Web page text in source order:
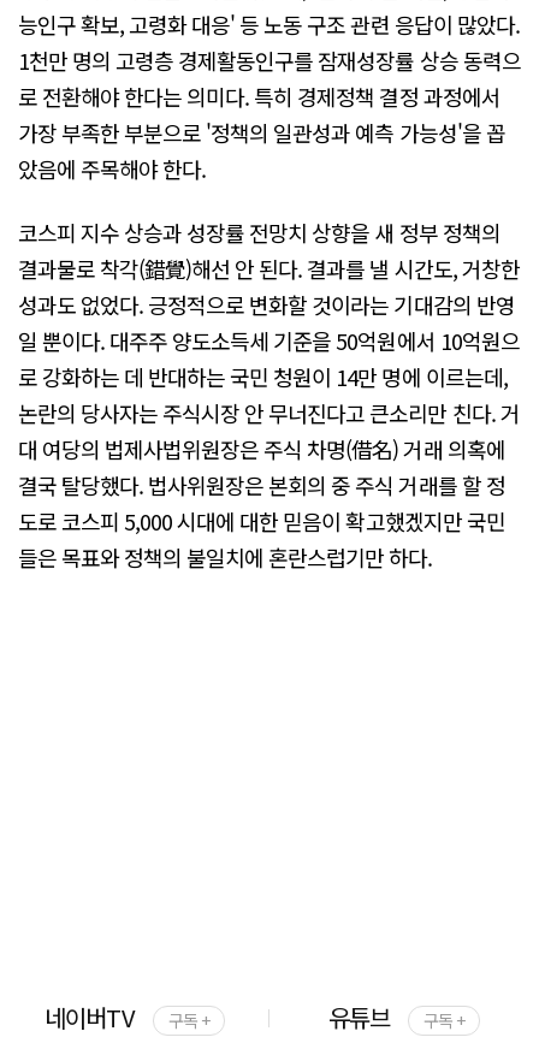
능인구 확보, 고령화 대응' 등 노동 구조 관련 응답이 많았다.
1천만 명의 고령층 경제활동인구를 잠재성장률 상승 동력으
로 전환해야 한다는 의미다. 특히 경제정책 결정 과정에서
가장 부족한 부분으로 '정책의 일관성과 예측 가능성'을 꼽
았음에 주목해야 한다.
코스피 지수 상승과 성장률 전망치 상향을 새 정부 정책의
결과물로 착각(錯覺)해선 안 된다. 결과를 낼 시간도, 거창한
성과도 없었다. 긍정적으로 변화할 것이라는 기대감의 반영
일 뿐이다. 대주주 양도소득세 기준을 50억원에서 10억원으
로 강화하는 데 반대하는 국민 청원이 14만 명에 이르는데,
논란의 당사자는 주식시장 안 무너진다고 큰소리만 친다. 거
대 여당의 법제사법위원장은 주식 차명(借名) 거래 의혹에
결국 탈당했다. 법사위원장은 본회의 중 주식 거래를 할 정
도로 코스피 5,000 시대에 대한 믿음이 확고했겠지만 국민
들은 목표와 정책의 불일치에 혼란스럽기만 하다.
네이버TV 구독 + 유튜브 구독 +